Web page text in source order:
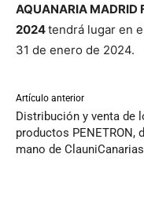
AQUANARIA MADRID
2024tendrá lugar en
31 de enero de 2024.
Artículo anterior
Distribución y venta de
productos PENETRON,
mano de ClauniCanarias